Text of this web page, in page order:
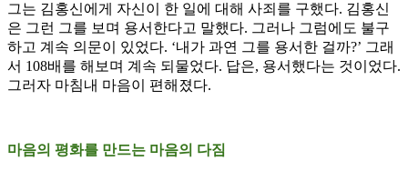
그는 김홍신에게 자신이 한 일에 대해 사죄를 구했다. 김홍신
은 그런 그를 보며 용서한다고 말했다. 그러나 그럼에도 불구
하고 계속 의문이 있었다. ‘내가 과연 그를 용서한 걸까?’ 그래
서 108배를 해보며 계속 되물었다. 답은, 용서했다는 것이었다.
그러자 마침내 마음이 편해졌다.
마음의 평화를 만드는 마음의 다짐